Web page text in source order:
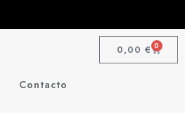
0,00 € 0
Contacto